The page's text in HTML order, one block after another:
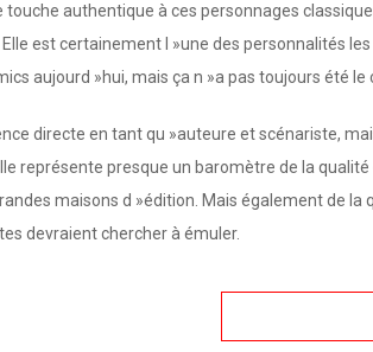
touche authentique à ces personnages
est certainement l »une des personnalités les
aujourd »hui, mais ça n »a pas toujours été le
directe en tant qu »auteure et scénariste,
représente presque un baromètre de la
maisons d »édition. Mais également de la
devraient chercher à émuler.